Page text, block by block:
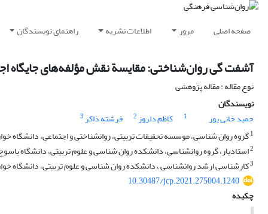
صفحه اصلی مرور اطلاعات نشریه راهنمای نویسندگان
آشفت گی روان‌شناختی: مقایسة نقش مؤلفه‌های جایگاه
نوع مقاله : مقاله پژوهشی
نویسندگان
حمید خانی پور
1 کاظم دلروز2 فرشته ذاکر3
1گروه روان شناسی، موسسه تحقیقات تربیتی، روانشناختی و اجتماعی، دانشگاه
2استادیار، گروه روانشناسی، دانشکده روان شناسی و علوم تربیتی، دانشگاه
3کارشناسی ارشد روانشناسی ، دانشکده روان شناسی و علوم تربیتی، دانشگاه
10.30487/jcp.2021.275004.1240
چکیده